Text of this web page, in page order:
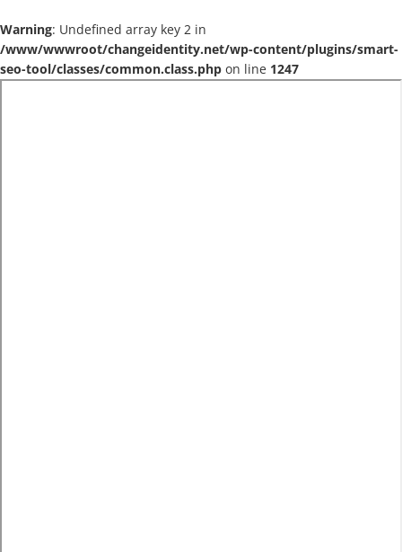
Warning: Undefined array key 2 in
/www/wwwroot/changeidentity.net/wp-content/plugins/smart-
seo-tool/classes/common.class.php on line 1247